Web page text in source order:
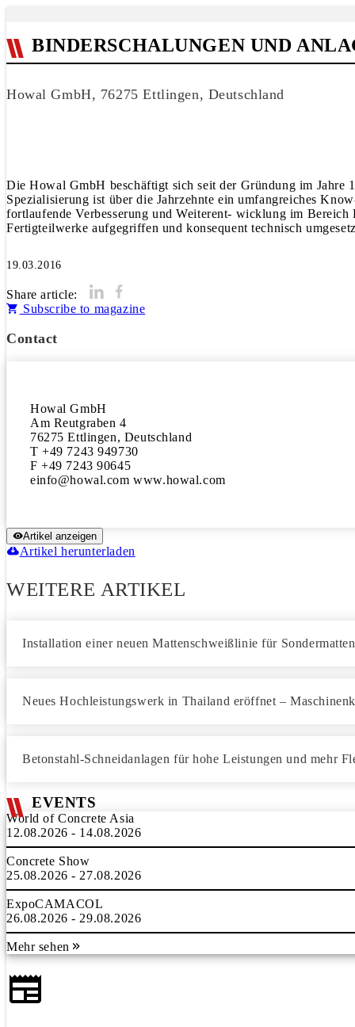
BINDERSCHALUNGEN UND
Howal GmbH, 76275 Ettlingen, Deutschland
Die Howal GmbH beschäftigt sich seit der Gründung im
Spezialisierung ist über die Jahrzehnte ein umfangreiches
fortlaufende Verbesserung und Weiterent- wicklung im
Fertigteilwerke aufgegriffen und konsequent technisch
19.03.2016
Share article:
Subscribe to magazine
Contact
Howal GmbH
Am Reutgraben 4
76275 Ettlingen, Deutschland
T +49 7243 949730
F +49 7243 90645
einfo@howal.com www.howal.com
Artikel anzeigen
Artikel herunterladen
WEITERE ARTIKEL
Installation einer neuen Mattenschweißlinie für
Neues Hochleistungswerk in Thailand eröffnet –
Betonstahl-Schneidanlagen für hohe Leistungen und mehr
EVENTS
World of Concrete Asia
12.08.2026 - 14.08.2026
Concrete Show
25.08.2026 - 27.08.2026
ExpoCAMACOL
26.08.2026 - 29.08.2026
Mehr sehen